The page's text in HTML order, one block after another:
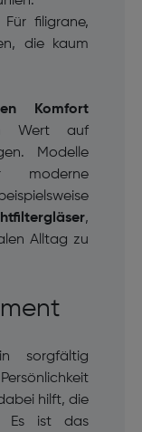
Für filigrane,
die kaum
Komfort
Wert auf
Modelle
,
Alltag zu
sorgfältig
hilft, die
Es ist das